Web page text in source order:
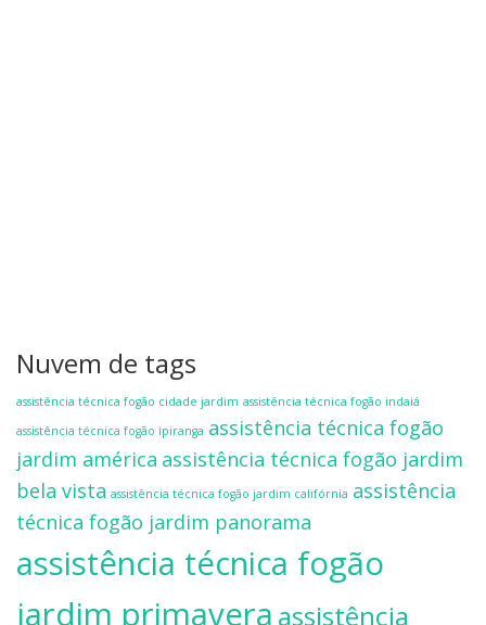
Nuvem de tags
assistência técnica fogão cidade jardim assistência técnica fogão indaiá
assistência técnica fogão ipiranga assistência técnica fogão
jardim américa assistência técnica fogão jardim
bela vista assistência técnica fogão jardim califórnia assistência
técnica fogão jardim panorama
assistência técnica fogão
jardim primavera assistência